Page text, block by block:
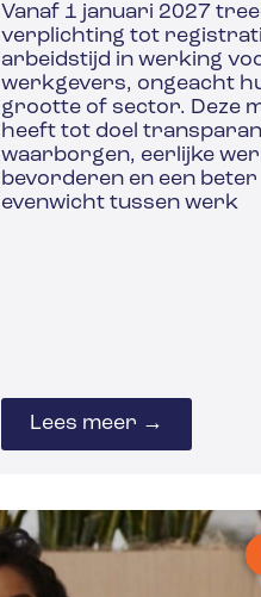
Vanaf 1 januari 2027
verplichting tot
arbeidstijd in werking
werkgevers, ongeacht
grootte of sector. Deze
heeft tot doel
waarborgen, eerlijke
bevorderen en een beter
evenwicht tussen werk
Lees meer →